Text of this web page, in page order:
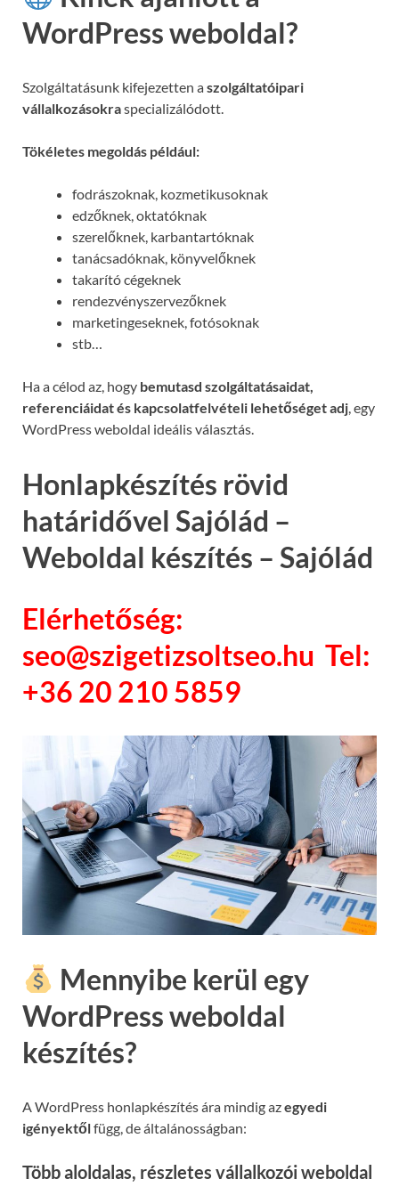
WordPress weboldal?
Szolgáltatásunk kifejezetten aszolgáltatóipari
vállalkozásokraspecializálódott.
Tökéletes megoldás például:
fodrászoknak, kozmetikusoknak
edzőknek, oktatóknak
szerelőknek, karbantartóknak
tanácsadóknak, könyvelőknek
takarító cégeknek
rendezvényszervezőknek
marketingeseknek, fotósoknak
stb…
Ha a célod az, hogy bemutasd szolgáltatásaidat,
referenciáidat és kapcsolatfelvételi lehetőséget adj , egy
WordPress weboldal ideális választás.
Honlapkészítés rövid
határidővel Sajólád –
Weboldal készítés – Sajólád
Elérhetőség:
seo@szigetizsoltseo.hu Tel:
+36 20 210 5859
Mennyibe kerül egy
WordPress weboldal
készítés?
A WordPress honlapkészítés ára mindig azegyedi
igényektőlfügg, de általánosságban:
Több aloldalas, részletes vállalkozói weboldal